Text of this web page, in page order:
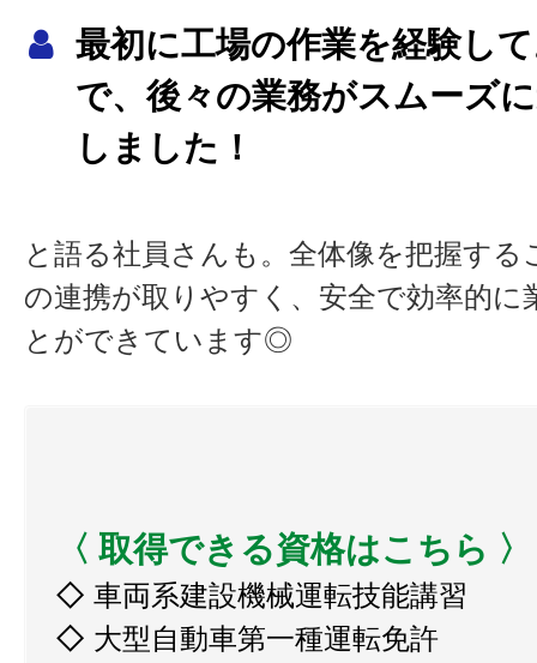
ートナー）
金城産業株式会社（製鋼原料・
屋）
最初に工場の作業を経験し
で、後々の業務がスムーズ
しました！
と語る社員さんも。全体像を把握する
の連携が取りやすく、安全で効率的に
とができています◎
〈 取得できる資格はこちら 〉
◇ 車両系建設機械運転技能講習
◇ 大型自動車第一種運転免許